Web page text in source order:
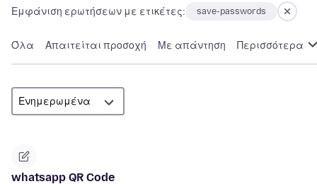
Εμφάνιση ερωτήσεων με ετικέτες: save-passwords
Όλα Απαιτείται προσοχή Με απάντηση Περισσότερα
whatsapp QR Code